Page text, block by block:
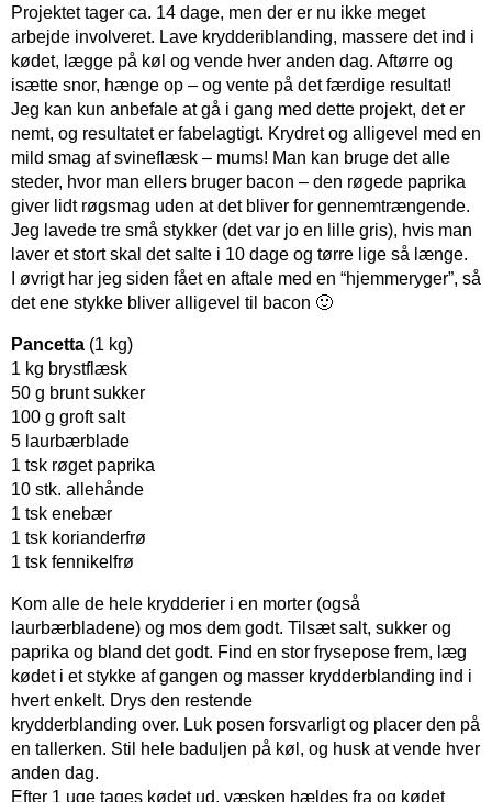
Projektet tager ca. 14 dage, men der er nu ikke meget
arbejde involveret. Lave krydderiblanding, massere det ind i
kødet, lægge på køl og vende hver anden dag. Aftørre og
isætte snor, hænge op – og vente på det færdige resultat!
Jeg kan kun anbefale at gå i gang med dette projekt, det er
nemt, og resultatet er fabelagtigt. Krydret og alligevel med en
mild smag af svineflæsk – mums! Man kan bruge det alle
steder, hvor man ellers bruger bacon – den røgede paprika
giver lidt røgsmag uden at det bliver for gennemtrængende.
Jeg lavede tre små stykker (det var jo en lille gris), hvis man
laver et stort skal det salte i 10 dage og tørre lige så længe.
I øvrigt har jeg siden fået en aftale med en “hjemmeryger”, så
det ene stykke bliver alligevel til bacon 🙂
Pancetta (1 kg)
1 kg brystflæsk
50 g brunt sukker
100 g groft salt
5 laurbærblade
1 tsk røget paprika
10 stk. allehånde
1 tsk enebær
1 tsk korianderfrø
1 tsk fennikelfrø
Kom alle de hele krydderier i en morter (også
laurbærbladene) og mos dem godt. Tilsæt salt, sukker og
paprika og bland det godt. Find en stor frysepose frem, læg
kødet i et stykke af gangen og masser krydderblanding ind i
hvert enkelt. Drys den restende
krydderblanding over. Luk posen forsvarligt og placer den på
en tallerken. Stil hele baduljen på køl, og husk at vende hver
anden dag.
Efter 1 uge tages kødet ud, væsken hældes fra og kødet